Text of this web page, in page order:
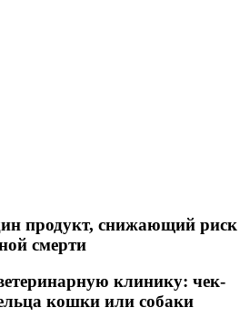
продукт, снижающий риск
смерти
клинику: чек-
кошки или собаки